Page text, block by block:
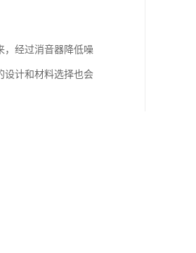
，经过消音器降低噪
设计和材料选择也会